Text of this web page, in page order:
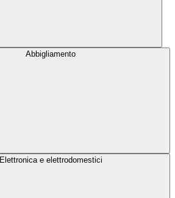
Abbigliamento
Elettronica e elettrodomestici